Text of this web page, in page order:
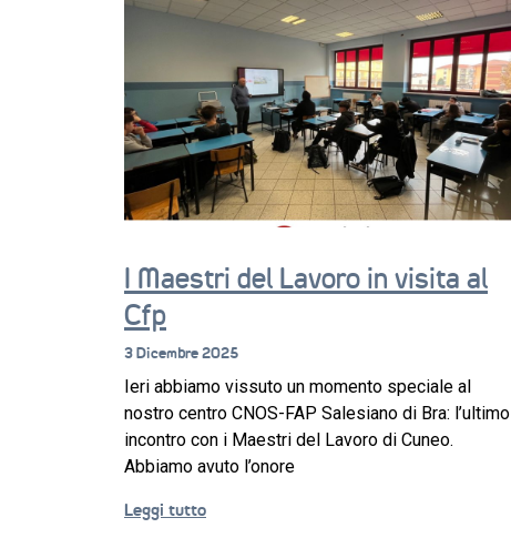
I Maestri del Lavoro in visita al
Cfp
3 Dicembre 2025
Ieri abbiamo vissuto un momento speciale al
nostro centro CNOS-FAP Salesiano di Bra: l’ultimo
incontro con i Maestri del Lavoro di Cuneo.
Abbiamo avuto l’onore
Leggi tutto